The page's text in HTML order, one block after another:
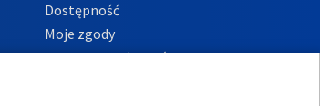
Dostępność
Moje zgody
Procedura zgłoszeń